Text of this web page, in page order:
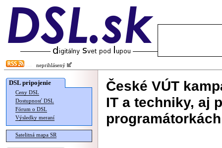
neprihlásený
DSL pripojenie
Ceny DSL
Dostupnosť DSL
Fórum o DSL
Výsledky meraní
Satelitná mapa SR
České VÚT
IT a techniky, aj
programátorkách